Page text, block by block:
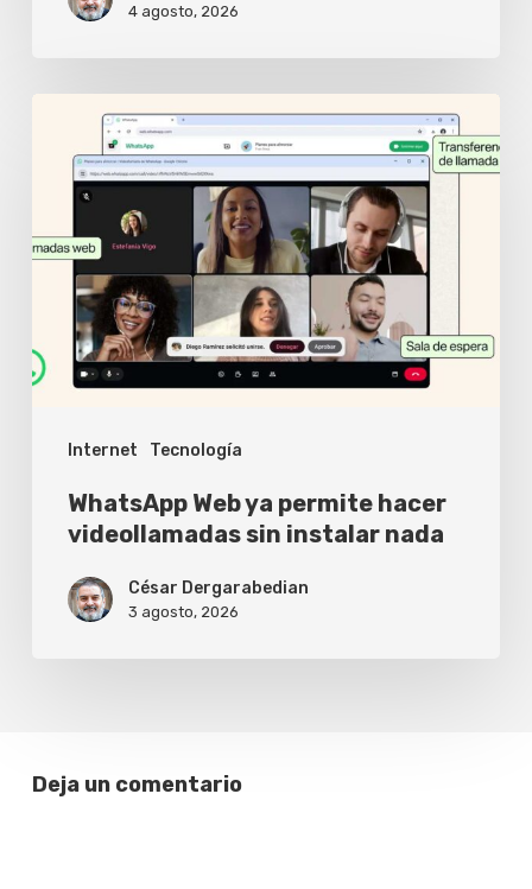
4 agosto, 2026
Internet Tecnología
WhatsApp
hacer
videollamadas
instalar
WhatsApp Web ya permite hacer
videollamadas sin instalar nada
César Dergarabedian
3 agosto, 2026
Deja un comentario